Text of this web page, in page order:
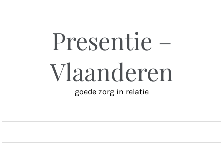
Presentie –
Vlaanderen
goede zorg in relatie